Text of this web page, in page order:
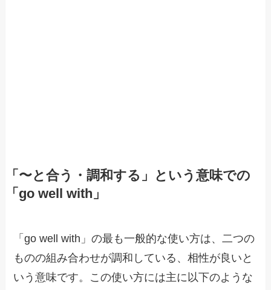
「〜と合う・調和する」という意味での
「go well with」
「go well with」の最も一般的な使い方は、二つの
ものの組み合わせが調和している、相性が良いと
いう意味です。この使い方には主に以下のような